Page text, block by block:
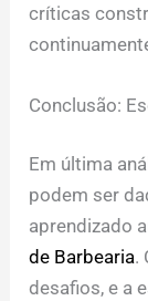
críticas
Conclusão:
Em última
podem ser
aprendizado
de Barbearia.
desafios, e a